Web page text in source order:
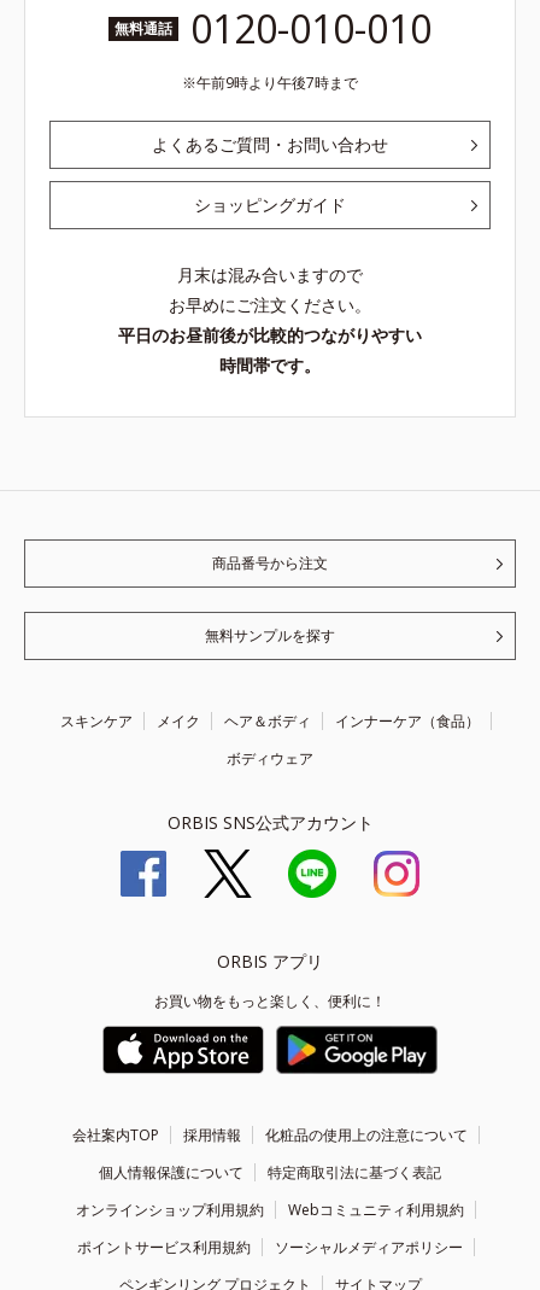
無料通話 0120-010-010
午前9時より午後7時まで
よくあるご質問・お問い合わせ
ショッピングガイド
月末は混み合いますので
お早めにご注文ください。
平日のお昼前後が比較的つながりやすい
時間帯です。
商品番号から注文
無料サンプルを探す
スキンケア メイク ヘア＆ボディ
インナーケア（食品）
ボディウェア
ORBIS SNS公式アカウント
ORBIS アプリ
お買い物をもっと楽しく、便利に！
会社案内TOP 採用情報
化粧品の使用上の注意について
個人情報保護について
特定商取引法に基づく表記
オンラインショップ利用規約
Webコミュニティ利用規約
ポイントサービス利用規約
ソーシャルメディアポリシー
ペンギンリング プロジェクト
サイトマップ